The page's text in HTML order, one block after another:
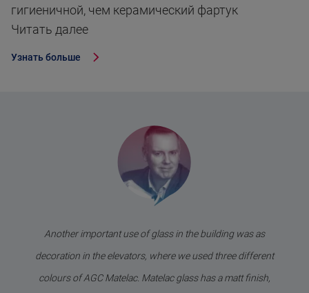
гигиеничной, чем керамический фартук
Читать далее
Узнать больше
Another important use of glass in the building was as
decoration in the elevators, where we used three different
colours of AGC Matelac. Matelac glass has a matt finish,